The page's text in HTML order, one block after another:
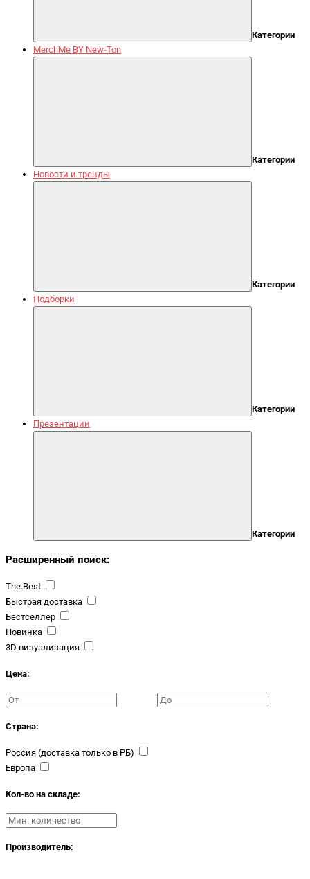
Категории
MerchMe BY New-Ton
Категории
Новости и тренды
Категории
Подборки
Категории
Презентации
Категории
Расширенный поиск:
The.Best
Быстрая доставка
Бестселлер
Новинка
3D визуализация
Цена:
Страна:
Россия (доставка только в РБ)
Европа
Кол-во на складе:
Производитель: